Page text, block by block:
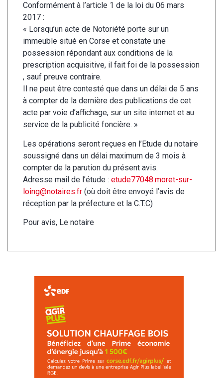
Conformément à l’article 1 de la loi du 06 mars
2017 :
« Lorsqu’un acte de Notoriété porte sur un
immeuble situé en Corse et constate une
possession répondant aux conditions de la
prescription acquisitive, il fait foi de la possession
, sauf preuve contraire.
Il ne peut être contesté que dans un délai de 5 ans
à compter de la dernière des publications de cet
acte par voie d’affichage, sur un site internet et au
service de la publicité foncière. »
Les opérations seront reçues en l’Etude du notaire
soussigné dans un délai maximum de 3 mois à
compter de la parution du présent avis.
Adresse mail de l’étude : etude77048.moret-sur-
loing@notaires.fr (où doit être envoyé l’avis de
réception par la préfecture et la C.T.C)
Pour avis, Le notaire